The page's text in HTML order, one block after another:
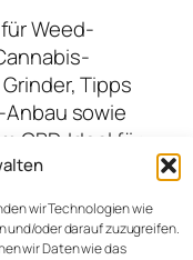
wir Technologien wie
und/oder darauf zuzugreifen.
wir Daten wie das
Weed-
Tipps
sowie
CBD. Ideal für